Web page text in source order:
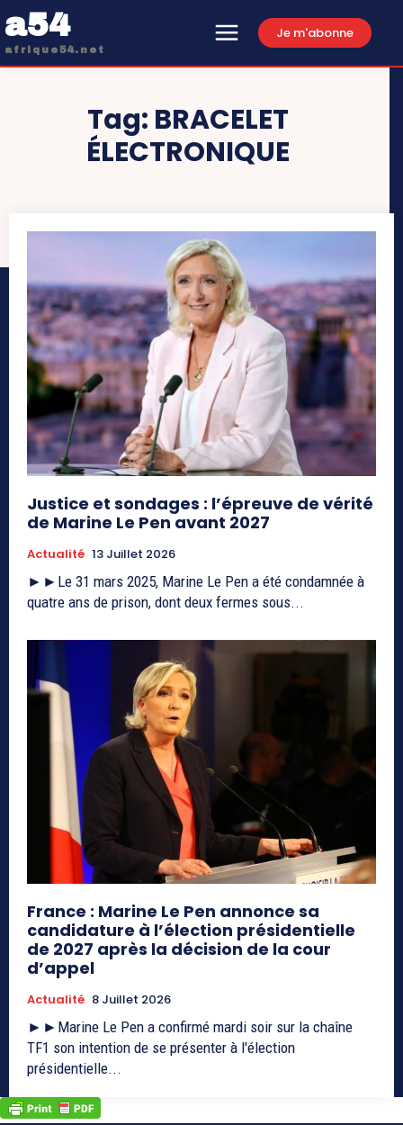
a54
afrique54.net
Je m'abonne
Tag: BRACELET
ÉLECTRONIQUE
Justice et sondages : l’épreuve de vérité
de Marine Le Pen avant 2027
Actualité 13 Juillet 2026
►►Le 31 mars 2025, Marine Le Pen a été condamnée à
quatre ans de prison, dont deux fermes sous...
France : Marine Le Pen annonce sa
candidature à l’élection présidentielle
de 2027 après la décision de la cour
d’appel
Actualité 8 Juillet 2026
►►Marine Le Pen a confirmé mardi soir sur la chaîne
TF1 son intention de se présenter à l'élection
présidentielle...